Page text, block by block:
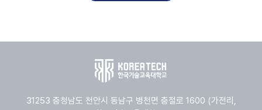
31253 충청남도 천안시 동남구 병천면 충절로 1600 (가전리,